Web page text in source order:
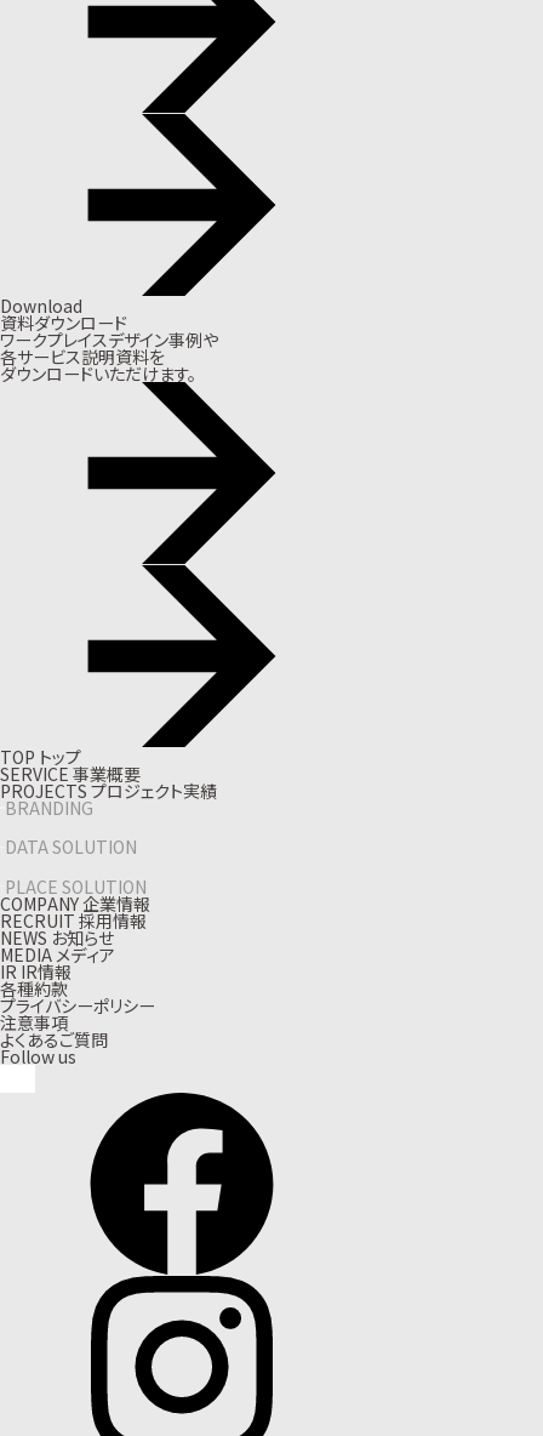
Download
資料ダウンロード
ワークプレイスデザイン事例や
各サービス説明資料を
ダウンロードいただけます。
TOP トップ
SERVICE 事業概要
PROJECTS プロジェクト実績
BRANDING
DATA SOLUTION
PLACE SOLUTION
COMPANY企業情報
RECRUIT 採用情報
NEWS お知らせ
MEDIA メディア
IR IR情報
各種約款
プライバシーポリシー
注意事項
よくあるご質問
Follow us